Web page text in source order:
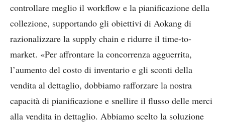
controllare meglio il workflow e la pianificazione della
collezione, supportando gli obiettivi di Aokang di
razionalizzare la supply chain e ridurre il time-to-
market. «Per affrontare la concorrenza agguerrita,
l’aumento del costo di inventario e gli sconti della
vendita al dettaglio, dobbiamo rafforzare la nostra
capacità di pianificazione e snellire il flusso delle merci
alla vendita in dettaglio. Abbiamo scelto la soluzione